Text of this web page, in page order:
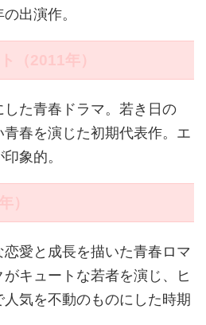
出演作。
（2011年）
た青春ドラマ。若き日の
春を演じた初期代表作。エ
象的。
）
愛と成長を描いた青春ロマ
キュートな若者を演じ、ヒ
気を不動のものにした時期